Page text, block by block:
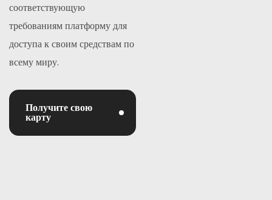
соответствующую
требованиям платформу для
доступа к своим средствам по
всему миру.
Получите свою
карту